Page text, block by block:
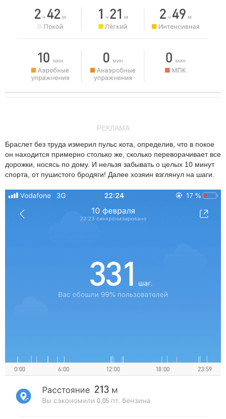
РЕКЛАМА
Браслет без труда измерил пульс кота, определив, что в покое
он находится примерно столько же, сколько переворачивает все
дорожки, носясь по дому. И нельзя забывать о целых 10 минут
спорта, от пушистого бродяги! Далее хозяин взглянул на шаги.